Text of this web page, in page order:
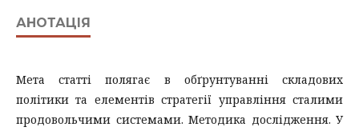
АНОТАЦІЯ
Мета статті полягає в обґрунтуванні складових
політики та елементів стратегії управління сталими
продовольчими системами. Методика дослідження. У